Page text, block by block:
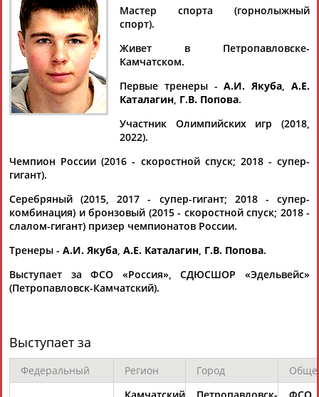
Иван
КУЗНЕЦОВ
Иван
КУЗНЕЦОВ
Ваш запрос: "Иван КУЗНЕЦОВ"
Горнолыжный спорт. Пекин-2022. Команды. Параллельный
слалом (прямая видеотрансляция)
...Екатерина Ткаченко, Юлия Плешкова, Александр
Андриенко иИван Кузнецов. Победитель пары Россия -
Италия в...
(Проект: Информационное агентство СТАДИОН
19.02.2022
...трое россиян - Александр Хорошилов (21-й стартовый
номер),Иван Кузнецов(41) и Александр Андриенко (50). О
ходе... ...лидера команды должным образом поддержать не
смогли:Иван Кузнецов, стартовавший в гонке 41-м, на
Горнолыжный спорт
Мастер спорта (горнолыжный
спорт).
Живет в Петропавловске-
Камчатском.
Первые тренеры -А.И. Якуба,А.Е.
Каталагин, Г.В. Попова.
Участник Олимпийских игр (2018,
2022).
Чемпион России (2016 - скоростной спуск; 2018 - супер-
гигант).
Серебряный (2015, 2017 - супер-гигант; 2018 - супер-
комбинация) и бронзовый (2015 - скоростной спуск; 2018 -
слалом-гигант) призер чемпионатов России.
Тренеры - А.И. Якуба, А.Е. Каталагин, Г.В. Попова.
Выступает за ФСО «Россия», СДЮСШОР «Эдельвейс»
(Петропавловск-Камчатский).
Выступает за
Федеральный Регион Город